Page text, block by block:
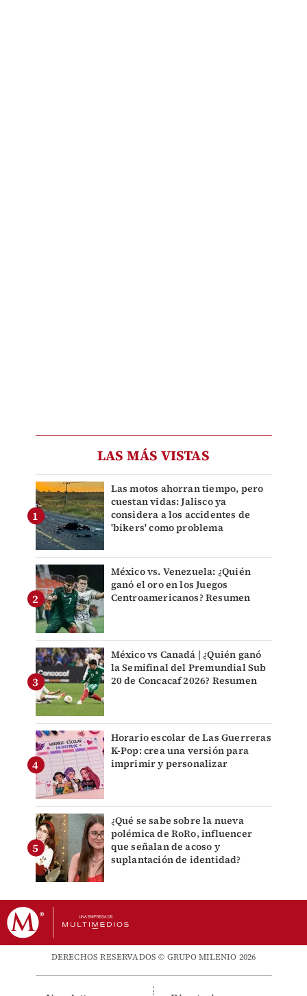
LAS MÁS VISTAS
Las motos ahorran tiempo, pero
cuestan vidas: Jalisco ya
considera a los accidentes de
'bikers' como problema
México vs. Venezuela: ¿Quién
ganó el oro en los Juegos
Centroamericanos? Resumen
México vs Canadá | ¿Quién ganó
la Semifinal del Premundial Sub
20 de Concacaf 2026? Resumen
Horario escolar de Las Guerreras
K-Pop: crea una versión para
imprimir y personalizar
¿Qué se sabe sobre la nueva
polémica de RoRo, influencer
que señalan de acoso y
suplantación de identidad?
DERECHOS RESERVADOS © GRUPO MILENIO 2026